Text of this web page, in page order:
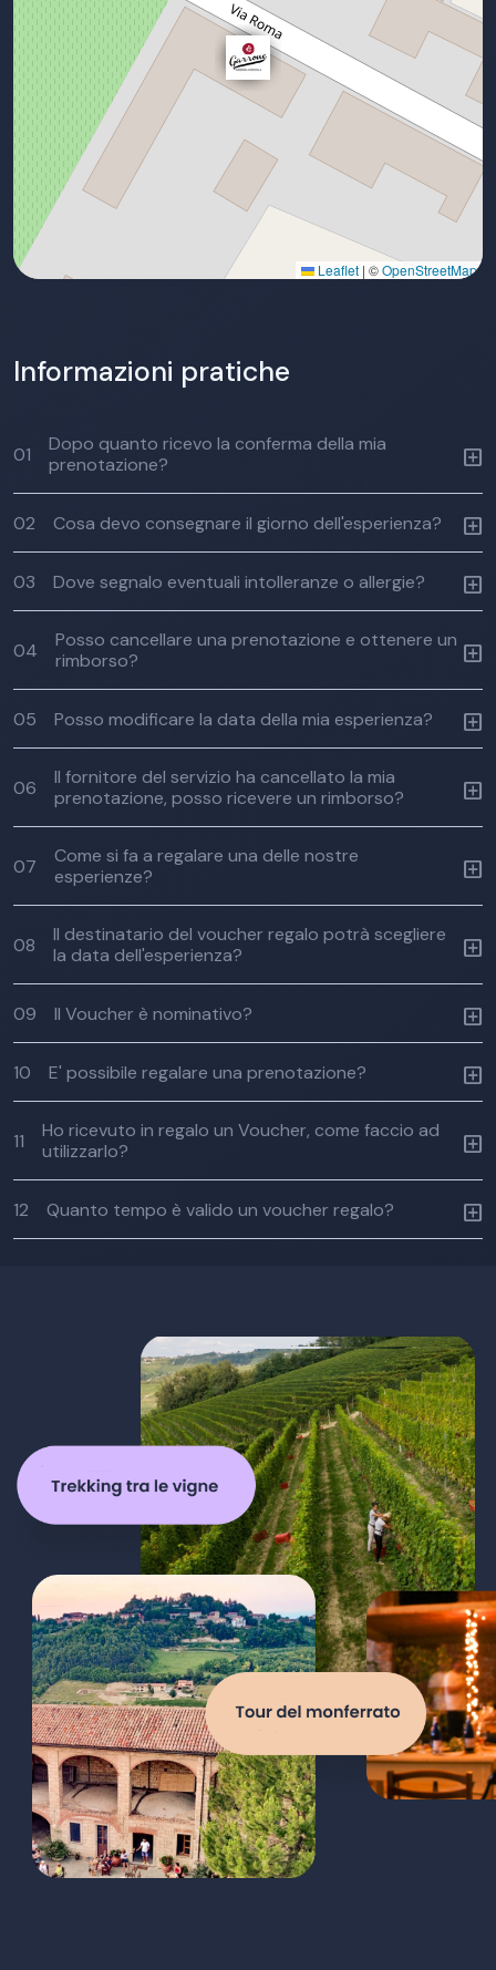
Leaflet | ©OpenStreetMap
Informazioni pratiche
01
Dopo quanto ricevo la conferma della mia
prenotazione?
02 Cosa devo consegnare il giorno dell'esperienza?
03 Dove segnalo eventuali intolleranze o allergie?
04
Posso cancellare una prenotazione e ottenere un
rimborso?
05 Posso modificare la data della mia esperienza?
06
Il fornitore del servizio ha cancellato la mia
prenotazione, posso ricevere un rimborso?
07
Come si fa a regalare una delle nostre
esperienze?
08
Il destinatario del voucher regalo potrà scegliere
la data dell'esperienza?
09 Il Voucher è nominativo?
10 E' possibile regalare una prenotazione?
11
Ho ricevuto in regalo un Voucher, come faccio ad
utilizzarlo?
12 Quanto tempo è valido un voucher regalo?